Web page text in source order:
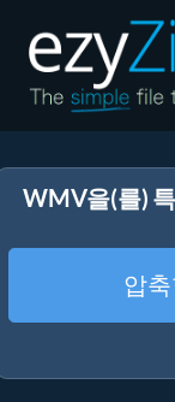
압축 해제
기타 도구
WMV을(를)
압